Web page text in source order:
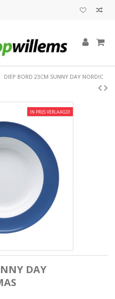
DIEP BORD 23CM SUNNY DAY NORDIC
IN PRIJS VERLAAGD!
DAY